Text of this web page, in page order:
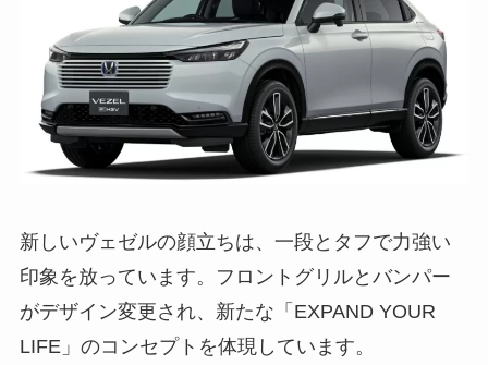
新しいヴェゼルの顔立ちは、一段とタフで力強い
印象を放っています。フロントグリルとバンパー
がデザイン変更され、新たな「EXPAND YOUR
LIFE」のコンセプトを体現しています。